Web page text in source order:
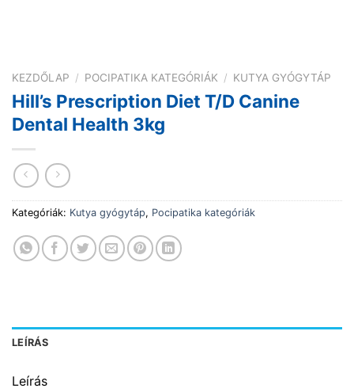
KEZDŐLAP / POCIPATIKA KATEGÓRIÁK / KUTYA GYÓGYTÁP
Hill’s Prescription Diet T/D Canine
Dental Health 3kg
Kategóriák: Kutya gyógytáp, Pocipatika kategóriák
LEÍRÁS
Leírás